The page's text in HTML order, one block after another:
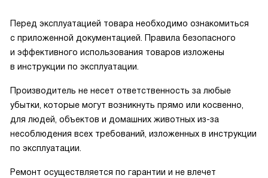
Перед эксплуатацией товара необходимо ознакомиться
с приложенной документацией. Правила безопасного
и эффективного использования товаров изложены
в инструкции по эксплуатации.
Производитель не несет ответственность за любые
убытки, которые могут возникнуть прямо или косвенно,
для людей, объектов и домашних животных из-за
несоблюдения всех требований, изложенных в инструкции
по эксплуатации.
Ремонт осуществляется по гарантии и не влечет